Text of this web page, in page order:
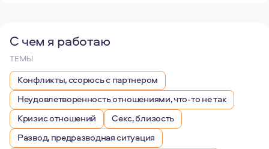
С чем я работаю
ТЕМЫ
Конфликты, ссорюсь с партнером
Неудовлетворенность отношениями, что-то не так
Кризис отношений
Секс, близость
Развод, предразводная ситуация